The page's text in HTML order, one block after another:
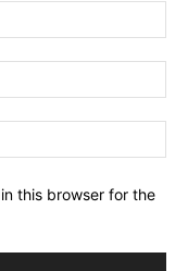
this browser for the